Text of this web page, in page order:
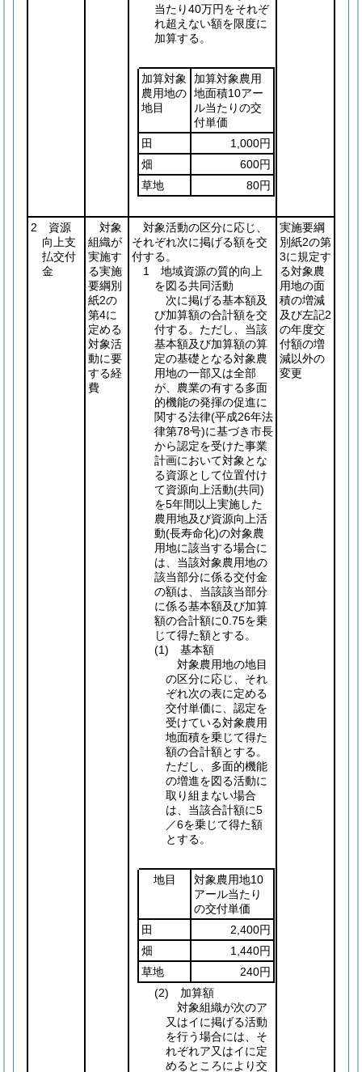
当たり40万円をそれぞ
れ超えない額を限度に
加算する。
加算対象
農用地の
地目
加算対象農用
地面積10アー
ル当たりの交
付単価
田
1,000円
畑
600円
草地
80円
2 資源
向上支
払交付
金
対象
組織が
実施す
る実施
要綱別
紙2の
第4に
定める
対象活
動に要
する経
費
対象活動の区分に応じ、
それぞれ次に掲げる額を交
付する。
1 地域資源の質的向上
を図る共同活動
次に掲げる基本額及
び加算額の合計額を交
付する。ただし、当該
基本額及び加算額の算
定の基礎となる対象農
用地の一部又は全部
が、農業の有する多面
的機能の発揮の促進に
関する法律(平成26年法
律第78号)に基づき市長
から認定を受けた事業
計画において対象とな
る資源として位置付け
て資源向上活動(共同)
を5年間以上実施した
農用地及び資源向上活
動(長寿命化)の対象農
用地に該当する場合に
は、当該対象農用地の
該当部分に係る交付金
の額は、当該該当部分
に係る基本額及び加算
額の合計額に0.75を乗
じて得た額とする。
(1) 基本額
対象農用地の地目
の区分に応じ、それ
ぞれ次の表に定める
交付単価に、認定を
受けている対象農用
地面積を乗じて得た
額の合計額とする。
ただし、多面的機能
の増進を図る活動に
取り組まない場合
は、当該合計額に5
／6を乗じて得た額
とする。
実施要綱
別紙2の第
3に規定す
る対象農
用地の面
積の増減
及び左記2
の年度交
付額の増
減以外の
変更
地目
対象農用地10
アール当たり
の交付単価
田
2,400円
畑
1,440円
草地
240円
(2) 加算額
対象組織が次のア
又はイに掲げる活動
を行う場合には、そ
れぞれア又はイに定
めるところにより交